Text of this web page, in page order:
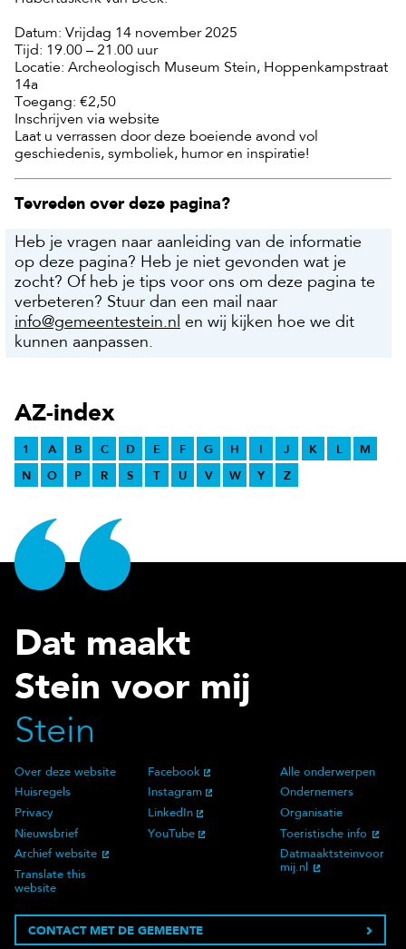
Datum: Vrijdag 14 november 2025
Tijd: 19.00 – 21.00 uur
Locatie: Archeologisch Museum Stein, Hoppenkampstraat
14a
Toegang: €2,50
Inschrijven via website
Laat u verrassen door deze boeiende avond vol
geschiedenis, symboliek, humor en inspiratie!
Tevreden over deze pagina?
Heb je vragen naar aanleiding van de informatie
op deze pagina? Heb je niet gevonden wat je
zocht? Of heb je tips voor ons om deze pagina te
verbeteren? Stuur dan een mail naar
info@gemeentestein.nl
en wij kijken hoe we dit
kunnen aanpassen.
AZ-index
1 A B C D E F G H I J K L
M
N
O P R S T U V W Y Z
Dat maakt
Stein voor mij
Stein
Over deze website
Over deze website
Huisregels
Privacy
Nieuwsbrief
Archief website
Translate this
website
Social Media
Facebook
Instagram
LinkedIn
YouTube
Alle onderwerpen
Ondernemers
Organisatie
Toeristische info
Datmaaktsteinvoor
mij.nl
CONTACT MET DE GEMEENTE